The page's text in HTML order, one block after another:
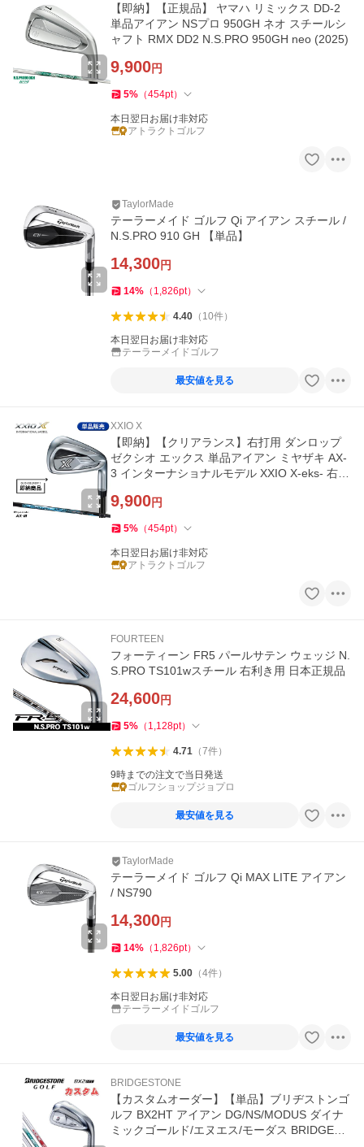
【即納】【正規品】 ヤマハ リミックス DD-2
単品アイアン NSプロ 950GH ネオ スチールシ
ャフト RMX DD2 N.S.PRO 950GH neo (2025)
9,900円
5% （454pt）
本日翌日お届け非対応
アトラクトゴルフ
TaylorMade
テーラーメイド ゴルフ Qi アイアン スチール /
N.S.PRO 910 GH 【単品】
14,300円
14% （ 1,826pt）
4.40（ 10件）
本日翌日お届け非対応
テーラーメイドゴルフ
最安値を見る
XXIO X
【即納】【クリアランス】右打用 ダンロップ
ゼクシオ エックス 単品アイアン ミヤザキ AX-
3 インターナショナルモデル XXIO X-eks- 右打
9,900円
5% （454pt）
本日翌日お届け非対応
アトラクトゴルフ
FOURTEEN
フォーティーン FR5 パールサテン ウェッジ N.
S.PRO TS101wスチール 右利き用 日本正規品
24,600円
5% （ 1,128pt）
4.71（7件）
9時までの注文で当日発送
ゴルフショップジョプロ
最安値を見る
TaylorMade
テーラーメイド ゴルフ Qi MAX LITE アイアン
/ NS790
14,300円
14% （ 1,826pt）
5.00（4件）
本日翌日お届け非対応
テーラーメイドゴルフ
最安値を見る
BRIDGESTONE
【カスタムオーダー】【単品】ブリヂストンゴ
ルフ BX2HT アイアン DG/NS/MODUS ダイナ
ミックゴールド/エヌエス/モーダス BRIDGEST